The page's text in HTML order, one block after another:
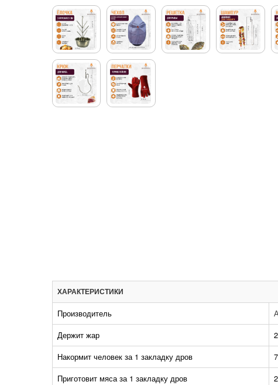
ХАРАКТЕРИСТИКИ
Производитель
Держит жар
Накормит человек за 1 закладку дров
Приготовит мяса за 1 закладку дров